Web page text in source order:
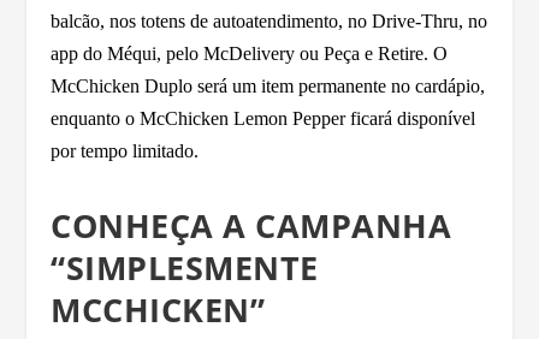
balcão, nos totens de autoatendimento, no Drive-Thru, no
app do Méqui, pelo McDelivery ou Peça e Retire. O
McChicken Duplo será um item permanente no cardápio,
enquanto o McChicken Lemon Pepper ficará disponível
por tempo limitado.
CONHEÇA A CAMPANHA
“SIMPLESMENTE
MCCHICKEN”